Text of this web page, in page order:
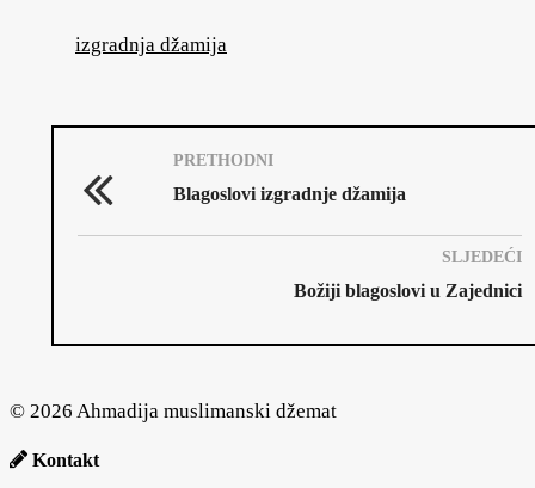
izgradnja džamija
PRETHODNI
Blagoslovi izgradnje džamija
SLJEDEĆI
Božiji blagoslovi u Zajednici
© 2026 Ahmadija muslimanski džemat
Kontakt